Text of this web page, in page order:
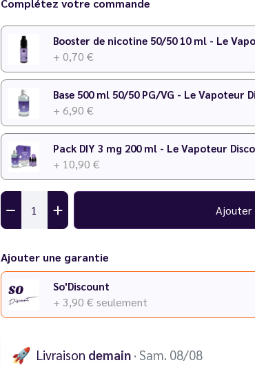
Temps de maturation: 5 à 7 jours
N'hésitez pas à consulter notre calculateur DIY pour
Complétez votre commande
Booster de nicotine 50/50 10 ml - Le
+ 0,70 €
Base 500 ml 50/50 PG/VG - Le Vapoteur
+ 6,90 €
Pack DIY 3 mg 200 ml - Le Vapoteur
+ 10,90 €
Ajouter
Ajouter une garantie
So'Discount
+ 3,90 € seulement
🚀 Livraison demain · Sam. 08/08